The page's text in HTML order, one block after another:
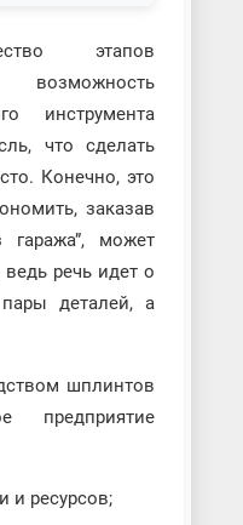
этапов
инструмента
что сделать
Конечно, это
заказав
гаража”, может
речь идет о
деталей, а
шплинтов
предприятие
и ресурсов;